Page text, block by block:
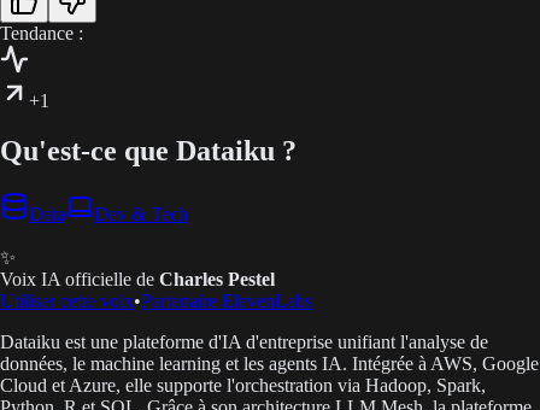
Tendance :
+1
Qu'est-ce que Dataiku ?
Data Dev & Tech
✨
Voix IA officielle de Charles Pestel
Utiliser cette voix•Partenaire ElevenLabs
Dataiku est une plateforme d'IA d'entreprise unifiant l'analyse de
données, le machine learning et les agents IA. Intégrée à AWS, Google
Cloud et Azure, elle supporte l'orchestration via Hadoop, Spark,